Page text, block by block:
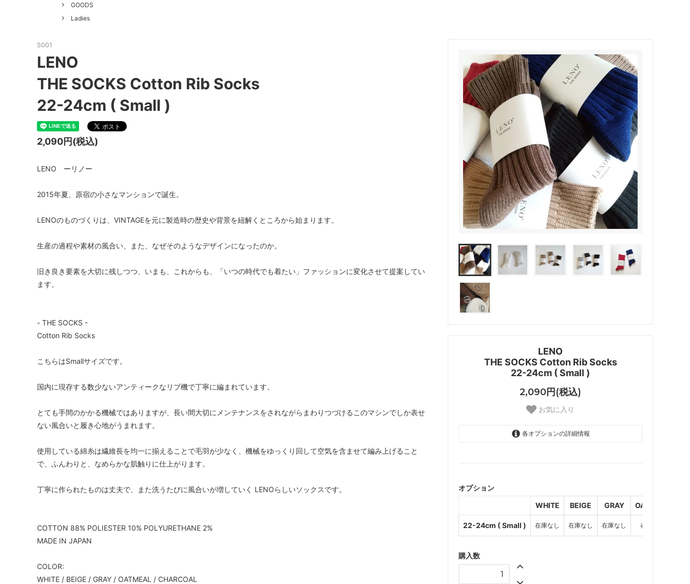
ALWEL
Kepani
FILSON TOKYOSANDAL
THE H.W. DOG&CO. LENO Healthknit
LYBRO NISHIGUCHI KUTSUSHITA
hakne LABOR DAY
SLOW indian jewelry
A PIECE OF CHIC LIBBEY
Macrame Wala
GOODS
Ladies
LENO
THE SOCKS Cotton Rib Socks
22-24cm ( Small )
2,090円(税込)
お気に入り
各オプションの詳細情報
GRAY
SOLD OUT
オプション
WHITE
BEIGE GRAY OATMEAL
22-24cm ( Small ) 在庫なし 在庫なし 在庫なし 在庫なし
購入数
S001
LENO
THE SOCKS Cotton Rib Socks
22-24cm ( Small )
2,090円(税込)
LENO ーリノー
2015年夏、原宿の小さなマンションで誕生。
LENOのものづくりは、VINTAGEを元に製造時の歴史や背景を紐解くところから始まります。
生産の過程や素材の風合い、また、なぜそのようなデザインになったのか。
旧き良き要素を大切に残しつつ、いまも、これからも、「いつの時代でも着たい」ファッションに変化させて提案してい
ます。
- THE SOCKS -
Cotton Rib Socks
こちらはSmallサイズです。
国内に現存する数少ないアンティークなリブ機で丁寧に編まれています。
とても手間のかかる機械ではありますが、長い間大切にメンテナンスをされながらまわりつづけるこのマシンでしか表せ
ない風合いと履き心地がうまれます。
使用している綿糸は繊維長を均一に揃えることで毛羽が少なく、機械をゆっくり回して空気を含ませて編み上げること
で、ふんわりと、なめらかな肌触りに仕上がります。
丁寧に作られたものは丈夫で、また洗うたびに風合いが増していく LENOらしいソックスです。
COTTON 88% POLIESTER 10% POLYURETHANE 2%
MADE IN JAPAN
COLOR:
WHITE / BEIGE / GRAY / OATMEAL / CHARCOAL